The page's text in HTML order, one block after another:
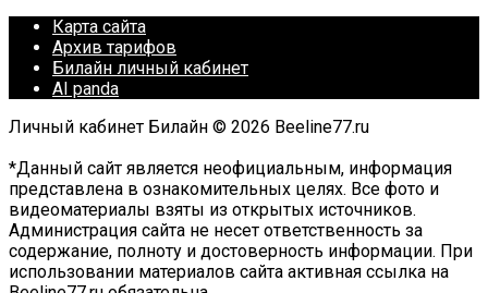
Карта сайта
Архив тарифов
Билайн личный кабинет
AI panda
Личный кабинет Билайн © 2026 Beeline77.ru
*Данный сайт является неофициальным, информация
представлена в ознакомительных целях. Все фото и
видеоматериалы взяты из открытых источников.
Администрация сайта не несет ответственность за
содержание, полноту и достоверность информации. При
использовании материалов сайта активная ссылка на